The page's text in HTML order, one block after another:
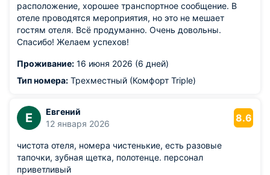
расположение, хорошее транспортное сообщение. В
отеле проводятся мероприятия, но это не мешает
гостям отеля. Всё продуманно. Очень довольны.
Спасибо! Желаем успехов!
Проживание: 16 июня 2026 (6 дней)
Тип номера: Трехместный (Комфорт Triple)
Е
Евгений
12 января 2026
8.6
чистота отеля, номера чистенькие, есть разовые
тапочки, зубная щетка, полотенце. персонал
приветливый